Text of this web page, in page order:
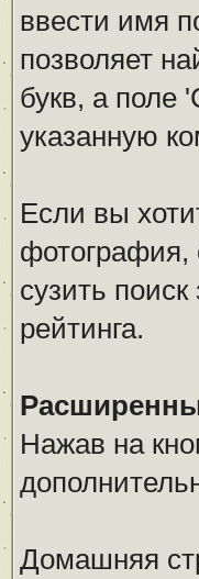
ввести имя
позволяет
букв, а поле
указанную
Если вы
фотография,
сузить
рейтинга.
Нажав на
Домашняя